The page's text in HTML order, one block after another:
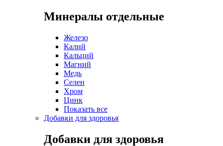
Минералы отдельные
Железо
Калий
Кальций
Магний
Медь
Селен
Хром
Цинк
Показать все
Добавки для здоровья
Добавки для здоровья